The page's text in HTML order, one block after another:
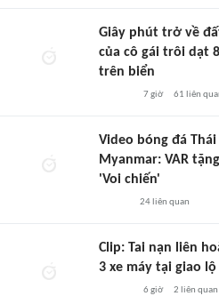
Giây phút trở về
của cô gái trôi dạt
trên biển
7 giờ 61 liên
Video bóng đá Thái
Myanmar: VAR
'Voi chiến'
24liên quan
Clip: Tai nạn liên
3 xe máy tại giao lộ
6 giờ 2 liên quan